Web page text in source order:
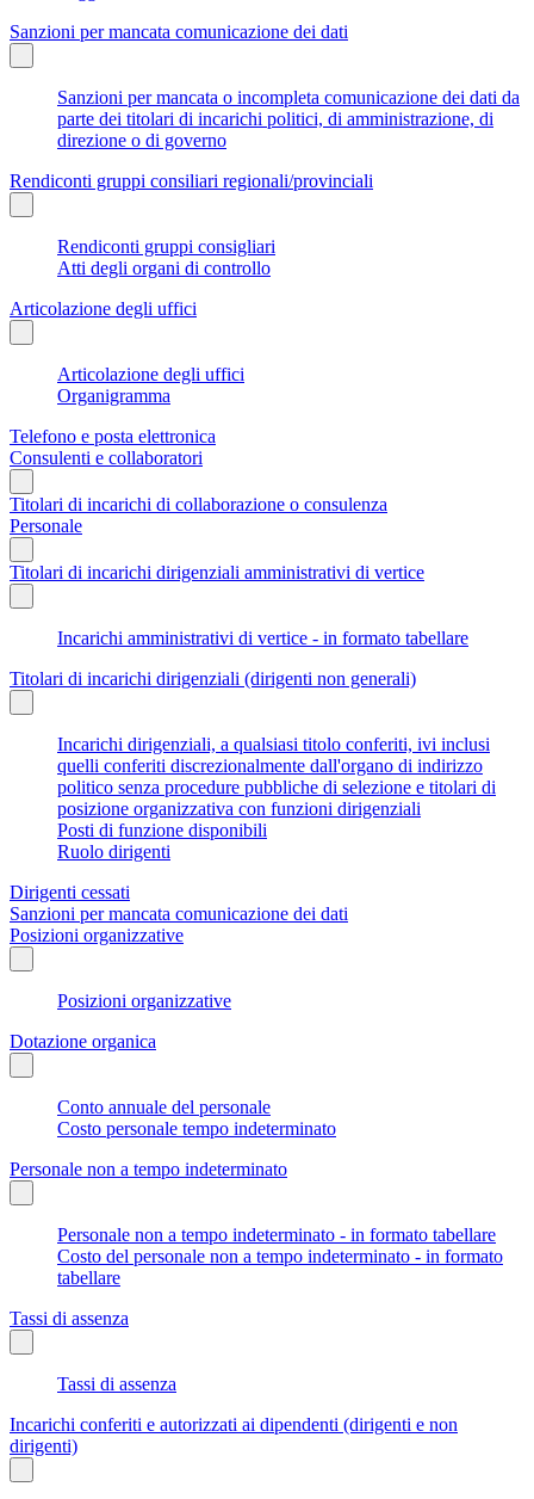
Sanzioni per mancata comunicazione dei dati
Sanzioni per mancata o incompleta comunicazione dei dati da
parte dei titolari di incarichi politici, di amministrazione, di
direzione o di governo
Rendiconti gruppi consiliari regionali/provinciali
Rendiconti gruppi consigliari
Atti degli organi di controllo
Articolazione degli uffici
Articolazione degli uffici
Organigramma
Telefono e posta elettronica
Consulenti e collaboratori
Titolari di incarichi di collaborazione o consulenza
Personale
Titolari di incarichi dirigenziali amministrativi di vertice
Incarichi amministrativi di vertice - in formato tabellare
Titolari di incarichi dirigenziali (dirigenti non generali)
Incarichi dirigenziali, a qualsiasi titolo conferiti, ivi inclusi
quelli conferiti discrezionalmente dall'organo di indirizzo
politico senza procedure pubbliche di selezione e titolari di
posizione organizzativa con funzioni dirigenziali
Posti di funzione disponibili
Ruolo dirigenti
Dirigenti cessati
Sanzioni per mancata comunicazione dei dati
Posizioni organizzative
Posizioni organizzative
Dotazione organica
Conto annuale del personale
Costo personale tempo indeterminato
Personale non a tempo indeterminato
Personale non a tempo indeterminato - in formato tabellare
Costo del personale non a tempo indeterminato - in formato
tabellare
Tassi di assenza
Tassi di assenza
Incarichi conferiti e autorizzati ai dipendenti (dirigenti e non
dirigenti)